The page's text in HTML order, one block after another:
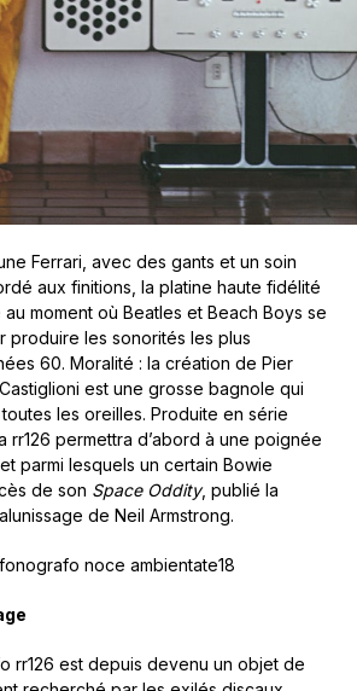
Ferrari, avec des gants et un soin
aux finitions, la platine haute fidélité
moment où Beatles et Beach Boys se
produire les sonorités les plus
60. Moralité : la création de Pier
est une grosse bagnole qui
les oreilles. Produite en série
rr126 permettra d’abord à une poignée
parmi lesquels un certain Bowie
de son Space Oddity, publié la
de Neil Armstrong.
rr126 est depuis devenu un objet de